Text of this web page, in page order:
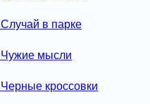
Случай в парке
Чужие мысли
Черные кроссовки